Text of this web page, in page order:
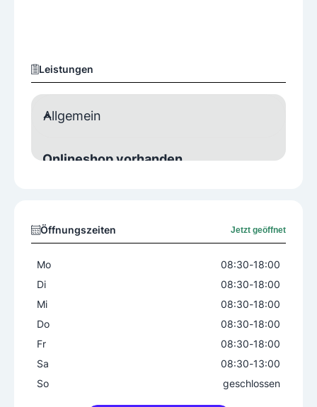
Leistungen
Allgemein
Onlineshop vorhanden
Öffnungszeiten Jetzt geöffnet
Mo 08:30-18:00
Di
08:30-18:00
Mi
08:30-18:00
Do
08:30-18:00
Fr
08:30-18:00
Sa
08:30-13:00
So
geschlossen